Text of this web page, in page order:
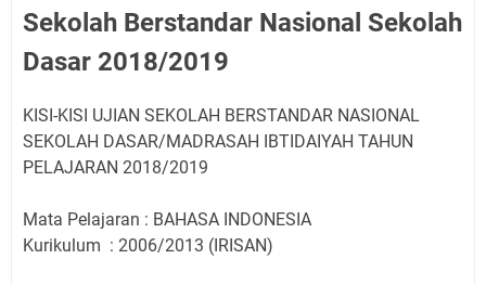
Sekolah Berstandar Nasional Sekolah
Dasar 2018/2019
KISI-KISI UJIAN SEKOLAH BERSTANDAR NASIONAL
SEKOLAH DASAR/MADRASAH IBTIDAIYAH TAHUN
PELAJARAN 2018/2019
Mata Pelajaran : BAHASA INDONESIA
Kurikulum : 2006/2013 (IRISAN)